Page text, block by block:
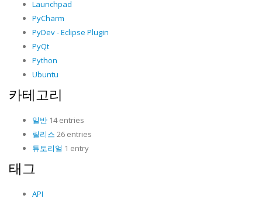
Launchpad
PyCharm
PyDev - Eclipse Plugin
PyQt
Python
Ubuntu
카테고리
일반 14 entries
릴리스 26 entries
튜토리얼 1 entry
태그
API